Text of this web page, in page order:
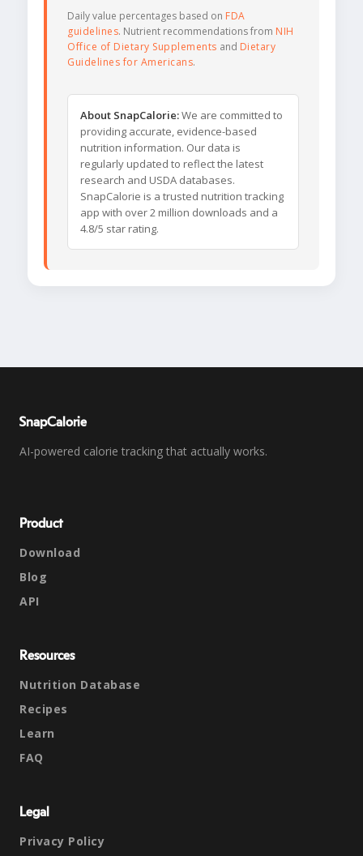
Daily value percentages based on FDA
guidelines. Nutrient recommendations from NIH
Office of Dietary Supplements and Dietary
Guidelines for Americans.
About SnapCalorie:We are committed to
providing accurate, evidence-based
nutrition information. Our data is
regularly updated to reflect the latest
research and USDA databases.
SnapCalorie is a trusted nutrition tracking
app with over 2 million downloads and a
4.8/5 star rating.
SnapCalorie
AI-powered calorie tracking that actually works.
Product
Download
Blog
API
Resources
Nutrition Database
Recipes
Learn
FAQ
Legal
Privacy Policy